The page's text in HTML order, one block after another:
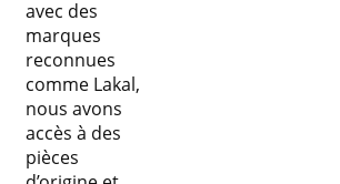
avec des
marques
reconnues
comme Lakal,
nous avons
accès à des
pièces